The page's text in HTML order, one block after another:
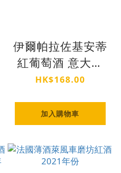
伊爾帕拉佐基安蒂
紅葡萄酒 意大利
DOCG 法定優質級
HK$168.00
加入購物車